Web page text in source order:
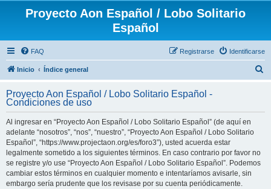
Proyecto Aon Español / Lobo Solitario
Español
FAQ Identificarse
Registrarse
Inicio Índice general
c
Proyecto Aon Español / Lobo Solitario Español -
Condiciones de uso
Al ingresar en “Proyecto Aon Español / Lobo Solitario Español” (de aquí en
adelante “nosotros”, “nos”, “nuestro”, “Proyecto Aon Español / Lobo Solitario
Español”, “https://www.projectaon.org/es/foro3”), usted acuerda estar
legalmente sometido a los siguientes términos. En caso contrario por favor no
se registre y/o use “Proyecto Aon Español / Lobo Solitario Español”. Podemos
cambiar estos términos en cualquier momento e intentaríamos avisarle, sin
embargo sería prudente que los revisase por su cuenta periódicamente.